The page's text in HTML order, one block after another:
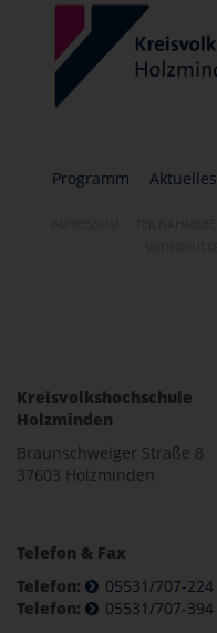
Programm Aktuelles
Kreisvolkshochschule
Holzminden
Braunschweiger Straße 8
37603 Holzminden
Telefon & Fax
Telefon:
05531/707-224
Telefon:
05531/707-394